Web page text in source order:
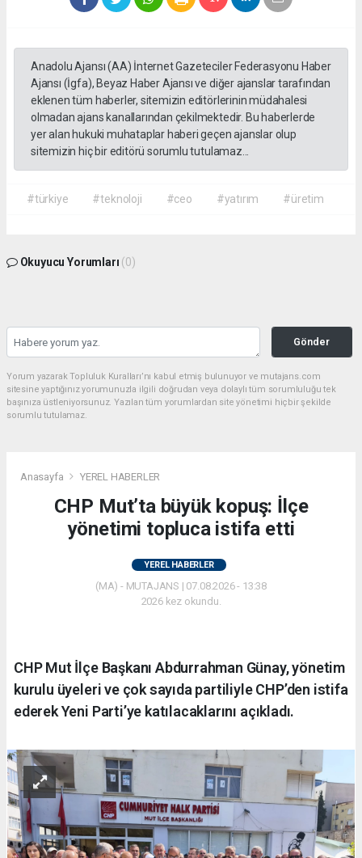
Anadolu Ajansı (AA) İnternet Gazeteciler Federasyonu Haber
Ajansı (İgfa), Beyaz Haber Ajansı ve diğer ajanslar tarafından
eklenen tüm haberler, sitemizin editörlerinin müdahalesi
olmadan ajans kanallarından çekilmektedir. Bu haberlerde
yer alan hukuki muhataplar haberi geçen ajanslar olup
sitemizin hiç bir editörü sorumlu tutulamaz...
#türkiye #teknoloji #ceo #yatırım #üretim
Okuyucu Yorumları (0)
Gönder
Yorum yazarak Topluluk Kuralları’nı kabul etmiş bulunuyor ve mutajans.com
sitesine yaptığınız yorumunuzla ilgili doğrudan veya dolaylı tüm sorumluluğu tek
başınıza üstleniyorsunuz. Yazılan tüm yorumlardan site yönetimi hiçbir şekilde
sorumlu tutulamaz.
Anasayfa YEREL HABERLER
CHP Mut’ta büyük kopuş: İlçe
yönetimi topluca istifa etti
YEREL HABERLER
(MA) - MUTAJANS | 07.08.2026 - 13:38
2026 kez okundu.
CHP Mut İlçe Başkanı Abdurrahman Günay, yönetim
kurulu üyeleri ve çok sayıda partiliyle CHP’den istifa
ederek Yeni Parti’ye katılacaklarını açıkladı.